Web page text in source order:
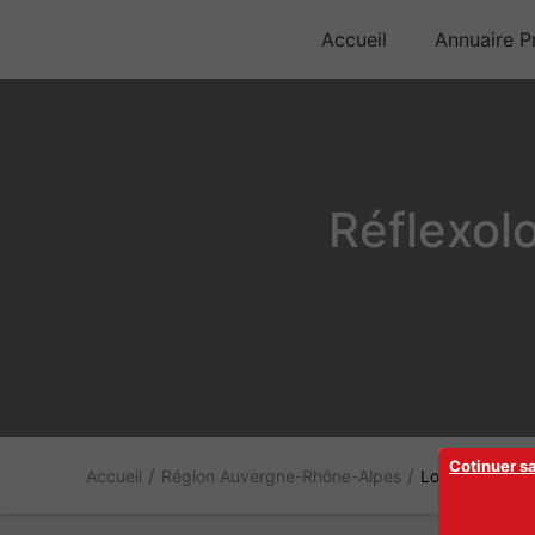
Accueil Annuaire
Accueil / Région Auvergne-Rhône-Alpes / Loire
Cotinuer